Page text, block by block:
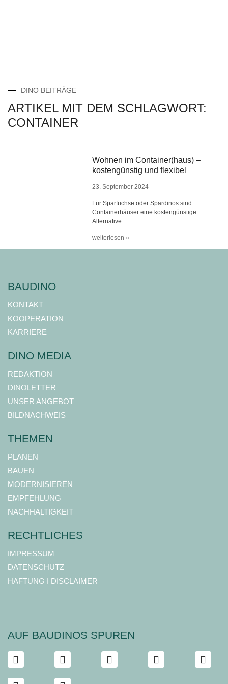
DINO BEITRÄGE
ARTIKEL MIT DEM SCHLAGWORT:
CONTAINER
Wohnen im Container(haus) –
kostengünstig und flexibel
23. September 2024
Für Sparfüchse oder Spardinos sind
Containerhäuser eine kostengünstige
Alternative.
weiterlesen »
BAUDINO
KONTAKT
KOOPERATION
KARRIERE
DINO MEDIA
REDAKTION
DINOLETTER
UNSER ANGEBOT
BILDNACHWEIS
THEMEN
PLANEN
BAUEN
MODERNISIEREN
EMPFEHLUNG
NACHHALTIGKEIT
RECHTLICHES
IMPRESSUM
DATENSCHUTZ
HAFTUNG I DISCLAIMER
AUF BAUDINOS SPUREN